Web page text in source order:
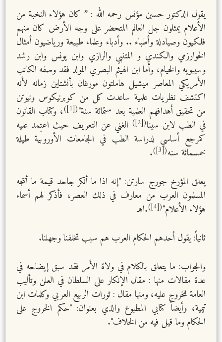
يقول الدكتور حسين مؤنس رحمه الله : ” كان هؤلاء النخبة من
الأعلام يمثلون جل العالم المتحضر على وجه الأرض كان منهم
فلكيون وصيادلة وأطباء .. وأدباء وعلماء طبيعة ورياضيون أمثال
الخوارزمي والكندي و المتنبي والرازي وابن يونس وابن رشد
وسيبويه والخيام، وأما ابن الهيثم البصري المولد فقد وصفه الكاتب
الأمريكي المعاصر ميشيل هاملتون مورغان بأنشتاين زمانه لأنه
اكتشف نظريات علمية ساعدت كل من كوبرنيكوس ونيوتن
من تحقيق أهدافهم العلمية بعد ستمائة سنة"([1])
، وكتاب القانون
في الطب لابن سينا([2])
الغني عن التعريف حيث اعتِمد عليه
كمرجع أساسي لدراسة الطب في الجامعات الأوروبية طيلة
خمسمائة سنه([3])
.
يعلق المؤرخ جورج سارتن: "إنه اذا ما أنكر جاحد قيمة ما أنتجه
المسلمون العرب من معارف في ذلك العصر، فأذكر لهم أسماء
هؤلاء الأعلام"([4])
.اهـ
ثانياً: يقول أحدهم الحكام العرب هم سبب تخلفنا وجهلنا.
والجواب: ما يتعلق بالكلام في ولاة الأمر فقد سبق إيضاحه في
عدة مقالات منها : مقال الإنكار على السلطان في العلن وتأليب
العامة للخروج عليه، ومنها مقال : ثورات الربيع العربي وكلمات ابن
تيمية، وأيضاً كتابي المطبوع والذي بعنوان: "حكم الخروج على
الحكام وما قيل فيه من الخلاف".